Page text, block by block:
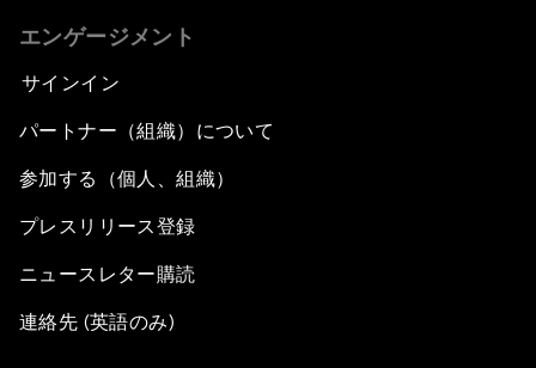
エンゲージメント
サインイン
パートナー（組織）について
参加する（個人、組織）
プレスリリース登録
ニュースレター購読
連絡先 (英語のみ)